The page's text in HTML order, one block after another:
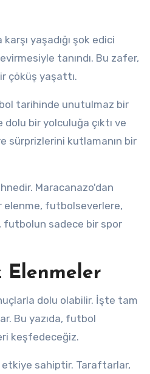
yaşadığı şok edici
tanındı. Bu zafer,
çöküş yaşattı.
tarihinde unutulmaz bir
bir yolculuğa çıktı ve
sürprizlerini kutlamanın bir
Maracanazo'dan
elenme, futbolseverlere,
futbolun sadece bir spor
Elenmeler
dolu olabilir. İşte tam
Bu yazıda, futbol
keşfedeceğiz.
etkiye sahiptir. Taraftarlar,